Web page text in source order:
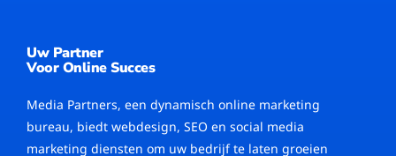
Uw Partner
Voor Online Succes
Media Partners, een dynamisch online marketing
bureau, biedt webdesign, SEO en social media
marketing diensten om uw bedrijf te laten groeien